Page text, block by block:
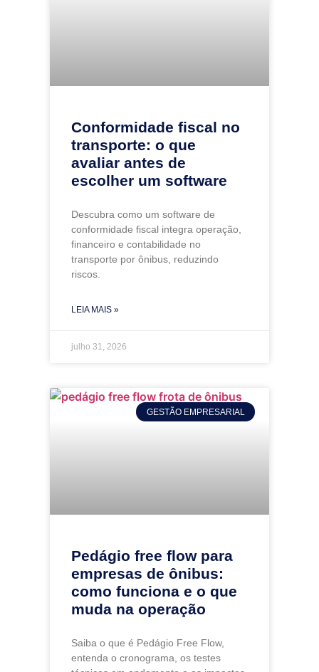
Conformidade fiscal no
transporte: o que
avaliar antes de
escolher um software
Descubra como um software de
conformidade fiscal integra operação,
financeiro e contabilidade no
transporte por ônibus, reduzindo
riscos.
LEIA MAIS »
julho 31, 2026
GESTÃO EMPRESARIAL
Pedágio free flow para
empresas de ônibus:
como funciona e o que
muda na operação
Saiba o que é Pedágio Free Flow,
entenda o cronograma, os testes